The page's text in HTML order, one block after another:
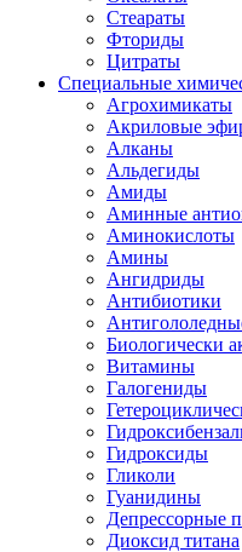
Стеараты
Фториды
Цитраты
Специальные
Агрохимикаты
Акриловые
Алканы
Альдегиды
Амиды
Аминные
Аминокислоты
Амины
Ангидриды
Антибиотики
Биологически
Витамины
Галогениды
Гидроксиды
Гликоли
Гуанидины
Депрессорные
Диоксид титана